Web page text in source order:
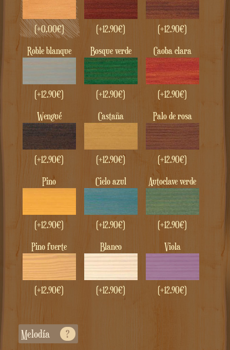
(+0.00€) (+12.90€) (+12.90€)
roble blanque
(+12.90€)
bosque verde
(+12.90€)
Caoba clara
(+12.90€)
wengué
(+12.90€)
castaña
(+12.90€)
Palo de rosa
(+12.90€)
Pino
(+12.90€)
Cielo azul
(+12.90€)
autoclave verde
(+12.90€)
pino fuerte
(+12.90€)
Blanco
(+12.90€)
Viola
(+12.90€)
Melodía ?